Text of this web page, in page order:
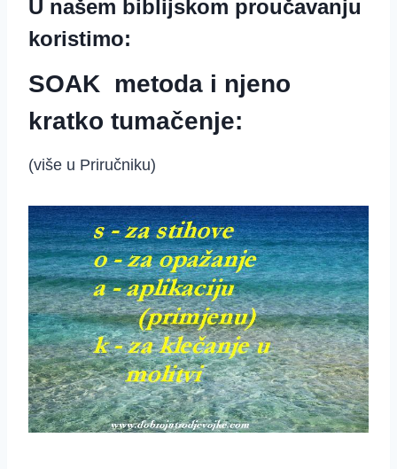
U našem biblijskom proučavanju
koristimo:
SOAK metoda i njeno
kratko tumačenje:
(više u Priručniku)